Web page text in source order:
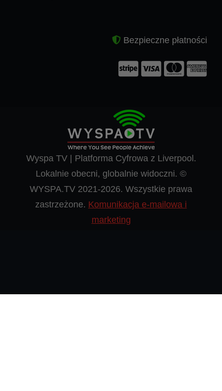
Bezpieczne płatności
Wyspa TV | Platforma Cyfrowa z Liverpool.
Lokalnie obecni, globalnie widoczni. ©
WYSPA.TV 2021-2026. Wszystkie prawa
zastrzeżone. Komunikacja e-mailowa i
marketing